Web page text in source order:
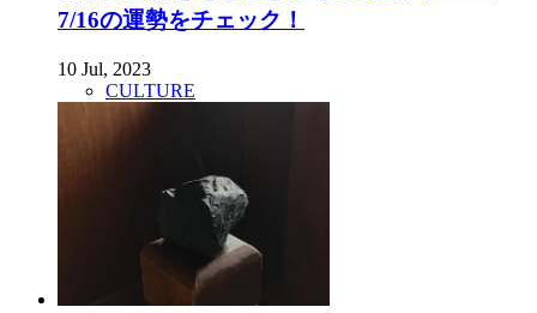
7/16の運勢をチェック！
10 Jul, 2023
CULTURE